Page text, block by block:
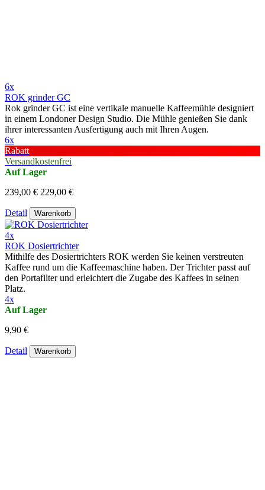
6x
ROK grinder GC
Rok grinder GC ist eine vertikale manuelle Kaffeemühle designiert
in einem Londoner Design Studio. Die Mühle genießen Sie dank
ihrer interessanten Ausfertigung auch mit Ihren Augen.
6x
Rabatt
Versandkostenfrei
Auf Lager
239,00 € 229,00 €
Detail Warenkorb
4x
ROK Dosiertrichter
Mithilfe des Dosiertrichters ROK werden Sie keinen verstreuten
Kaffee rund um die Kaffeemaschine haben. Der Trichter passt auf
den Portafilter und erleichtert die Zugabe des Kaffees in seinen
Platz.
4x
Auf Lager
9,90 €
Detail Warenkorb